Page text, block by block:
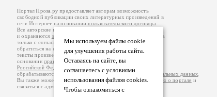
Мы используем файлы cookie
для улучшения работы сайта.
Оставаясь на сайте, вы
соглашаетесь с условиями
использования файлов cookies.
Чтобы ознакомиться с
Портал Проза.ру предоставляет авторам возможность
свободной публикации своих литературных произведений в
сети Интернет на основаниипользовательского договора
Все авторские права на произведения принадлежат авторам
и охраняются законом
. Перепечатка произведений возможна
только с согласия его автора, к которому вы можете
обратиться на его авторской странице. Ответственность за
тексты произведений авторы несут самостоятельно на
основанииправил публикацииизаконодательства
Российской Федерации
обрабатываются на основанииПолитики обработки персональных данных
Вы также можете посмотреть более подробнуюинформацию о портале и
связаться с администрацией